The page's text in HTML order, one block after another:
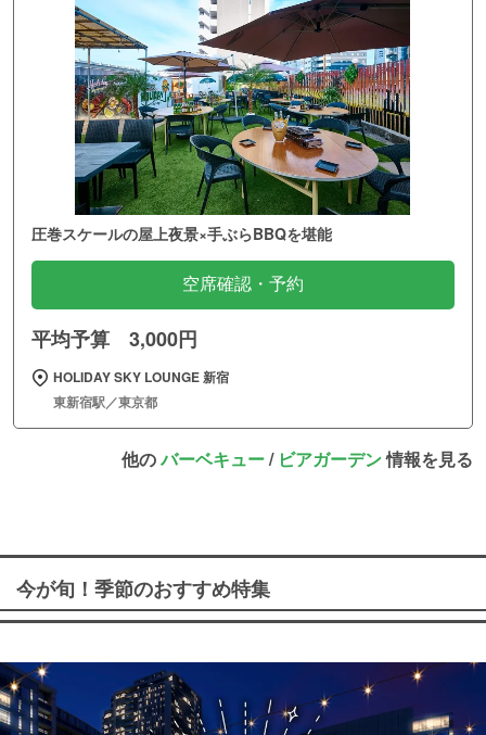
圧巻スケールの屋上夜景×手ぶらBBQを堪能
空席確認・予約
平均予算 3,000円
HOLIDAY SKY LOUNGE 新宿
東新宿駅／東京都
他のバーベキュー/ ビアガーデン情報を見る
今が旬！季節のおすすめ特集